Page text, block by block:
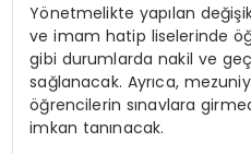
Yönetmelikte yapılan
ve imam hatip liselerinde
gibi durumlarda nakil ve
sağlanacak. Ayrıca,
öğrencilerin sınavlara
imkan tanınacak.